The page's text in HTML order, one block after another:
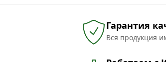
Гарантия
Вся продукция